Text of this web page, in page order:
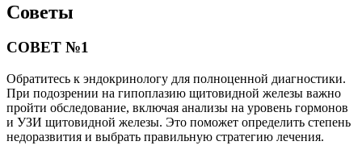
Советы
СОВЕТ №1
Обратитесь к эндокринологу для полноценной диагностики.
При подозрении на гипоплазию щитовидной железы важно
пройти обследование, включая анализы на уровень гормонов
и УЗИ щитовидной железы. Это поможет определить степень
недоразвития и выбрать правильную стратегию лечения.